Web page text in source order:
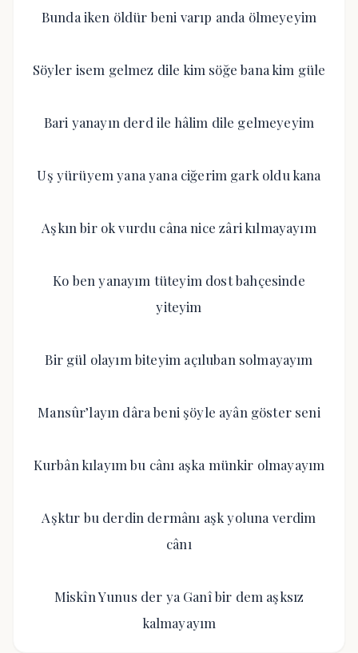
Bunda iken öldür beni varıp anda ölmeyeyim
Söyler isem gelmez dile kim söğe bana kim güle
Bari yanayın derd ile hâlim dile gelmeyeyim
Uş yürüyem yana yana ciğerim gark oldu kana
Aşkın bir ok vurdu câna nice zâri kılmayayım
Ko ben yanayım tüteyim dost bahçesinde
yiteyim
Bir gül olayım biteyim açıluban solmayayım
Mansûr’layın dâra beni şöyle ayân göster seni
Kurbân kılayım bu cânı aşka münkir olmayayım
Aşktır bu derdin dermânı aşk yoluna verdim
cânı
Miskîn Yunus der ya Ganî bir dem aşksız
kalmayayım